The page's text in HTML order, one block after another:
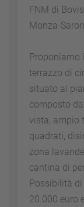
FNM di
Monza-
Proponiamo
terrazzo di
situato al
composto
vista, ampio
quadrati,
zona
cantina di
Possibilità
20.000 euro